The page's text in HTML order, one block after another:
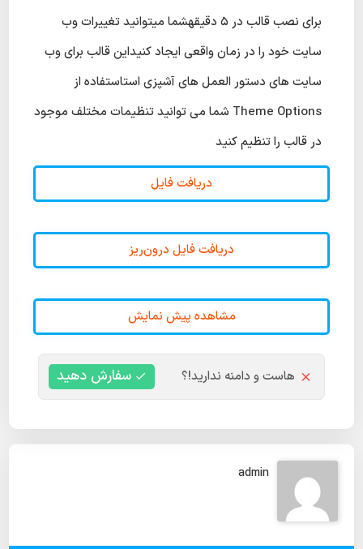
برای نصب قالب در ۵ دقیقهشما میتوانید تغییرات وب
سایت خود را در زمان واقعی ایجاد کنیداین قالب برای وب
سایت های دستور العمل های آشپزی استاستفاده از
Theme Options شما می توانید تنظیمات مختلف موجود
در قالب را تنظیم کنید
دریافت فایل
دریافت فایل درون‌ریز
مشاهده پیش نمایش
هاست و دامنه ندارید!؟ سفارش دهید
admin